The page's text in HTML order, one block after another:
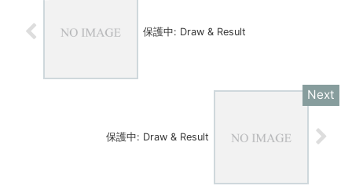
保護中: Draw & Result
保護中: Draw & Result